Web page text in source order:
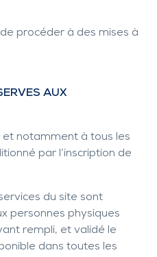
procéder à des mises à
AUX
et notamment à tous les
par l’inscription de
du site sont
personnes physiques
rempli, et validé le
dans toutes les